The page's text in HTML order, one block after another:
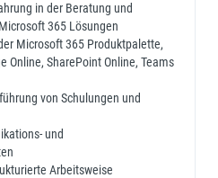
in der Beratung und
365 Lösungen
Microsoft 365 Produktpalette,
Online, SharePoint Online, Teams
von Schulungen und
und
Arbeitsweise